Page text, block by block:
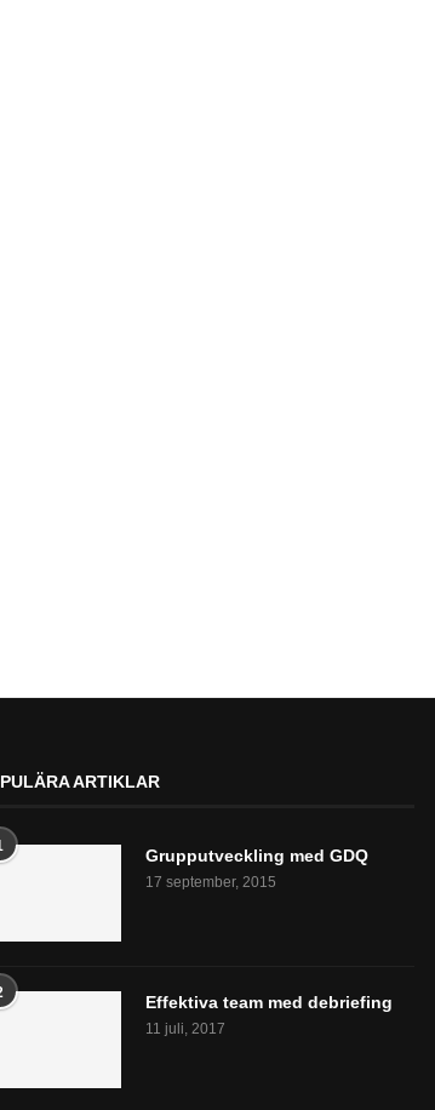
ARTIKLAR
Grupputveckling med GDQ
17 september, 2015
Effektiva team med debriefing
11 juli, 2017